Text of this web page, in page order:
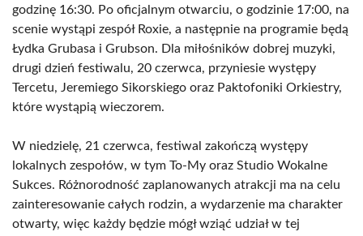
godzinę 16:30. Po oficjalnym otwarciu, o godzinie 17:00, na
scenie wystąpi zespół Roxie, a następnie na programie będą
Łydka Grubasa i Grubson. Dla miłośników dobrej muzyki,
drugi dzień festiwalu, 20 czerwca, przyniesie występy
Tercetu, Jeremiego Sikorskiego oraz Paktofoniki Orkiestry,
które wystąpią wieczorem.
W niedzielę, 21 czerwca, festiwal zakończą występy
lokalnych zespołów, w tym To-My oraz Studio Wokalne
Sukces. Różnorodność zaplanowanych atrakcji ma na celu
zainteresowanie całych rodzin, a wydarzenie ma charakter
otwarty, więc każdy będzie mógł wziąć udział w tej